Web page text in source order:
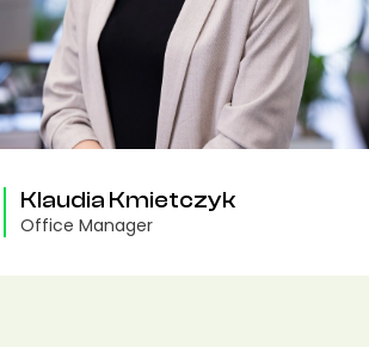
Klaudia Kmietczyk
Office Manager